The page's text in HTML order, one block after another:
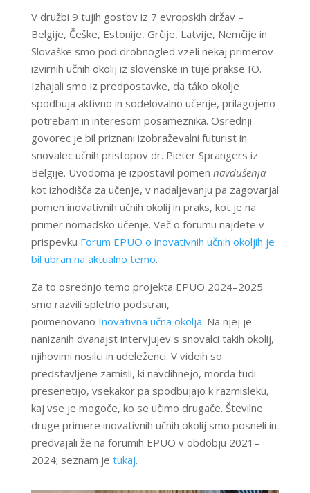
V družbi 9 tujih gostov iz 7 evropskih držav –
Belgije, Češke, Estonije, Grčije, Latvije, Nemčije in
Slovaške smo pod drobnogled vzeli nekaj primerov
izvirnih učnih okolij iz slovenske in tuje prakse IO.
Izhajali smo iz predpostavke, da táko okolje
spodbuja aktivno in sodelovalno učenje, prilagojeno
potrebam in interesom posameznika. Osrednji
govorec je bil priznani izobraževalni futurist in
snovalec učnih pristopov dr. Pieter Sprangers iz
Belgije. Uvodoma je izpostavil pomen navdušenja
kot izhodišča za učenje, v nadaljevanju pa zagovarjal
pomen inovativnih učnih okolij in praks, kot je na
primer nomadsko učenje. Več o forumu najdete v
prispevku Forum EPUO o inovativnih učnih okoljih je
bil ubran na aktualno temo.
Za to osrednjo temo projekta EPUO 2024–2025
smo razvili spletno podstran,
poimenovano Inovativna učna okolja. Na njej je
nanizanih dvanajst intervjujev s snovalci takih okolij,
njihovimi nosilci in udeleženci. V videih so
predstavljene zamisli, ki navdihnejo, morda tudi
presenetijo, vsekakor pa spodbujajo k razmisleku,
kaj vse je mogoče, ko se učimo drugače. Številne
druge primere inovativnih učnih okolij smo posneli in
predvajali že na forumih EPUO v obdobju 2021–
2024; seznam je tukaj.